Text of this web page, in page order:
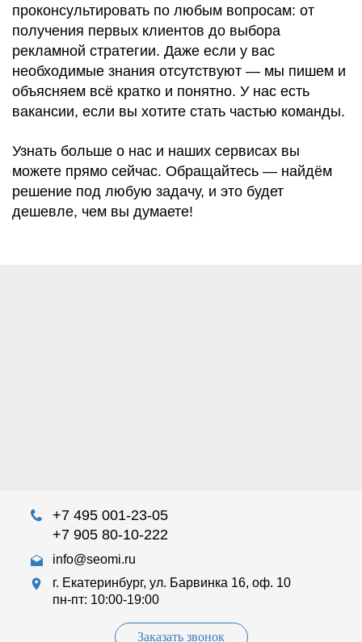
проконсультировать по любым вопросам: от
получения первых клиентов до выбора
рекламной стратегии. Даже если у вас
необходимые знания отсутствуют — мы пишем и
объясняем всё кратко и понятно. У нас есть
вакансии, если вы хотите стать частью команды.
Узнать больше о нас и наших сервисах вы
можете прямо сейчас. Обращайтесь — найдём
решение под любую задачу, и это будет
дешевле, чем вы думаете!
+7 495 001-23-05
+7 905 80-10-222
info@seomi.ru
г. Екатеринбург, ул. Барвинка 16, оф. 10
пн-пт: 10:00-19:00
Заказать звонок